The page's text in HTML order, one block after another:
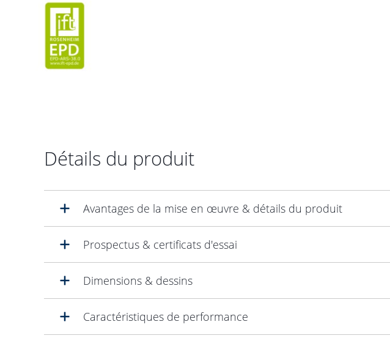
Détails du produit
Avantages de la mise en œuvre & détails du produit
Prospectus & certificats d'essai
Dimensions & dessins
Caractéristiques de performance